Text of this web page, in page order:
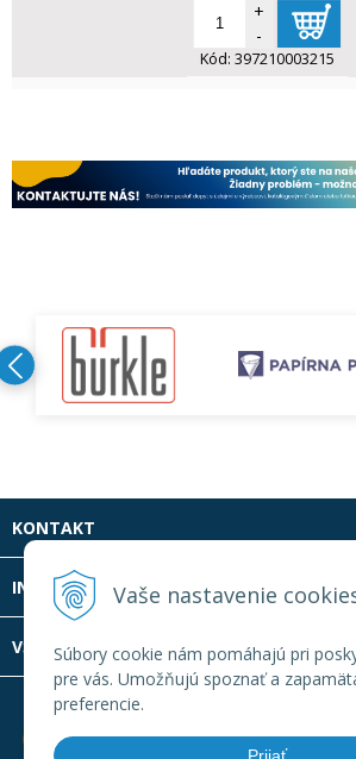
Vaše nastavenie
Súbory cookie nám pomáhajú pri
pre vás. Umožňujú spoznať a
preferencie.
+
-
Kód: 397210003215
KONTAKT
INFOLINKA
VŠETKO O NÁKUPE